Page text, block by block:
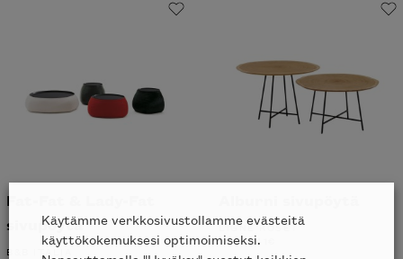
Fat-Fat & Lady-Fat
sivupöytä
B&B ITALIA
LIGNE ROSET
ALK.741
Käytämme verkkosivustollamme evästeitä
käyttökokemuksesi optimoimiseksi.